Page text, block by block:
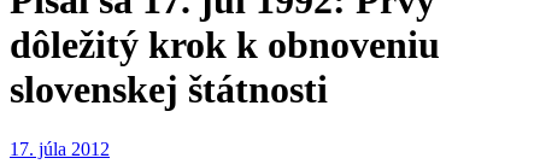
dôležitý krok k obnoveniu
slovenskej štátnosti
17. júla 2012